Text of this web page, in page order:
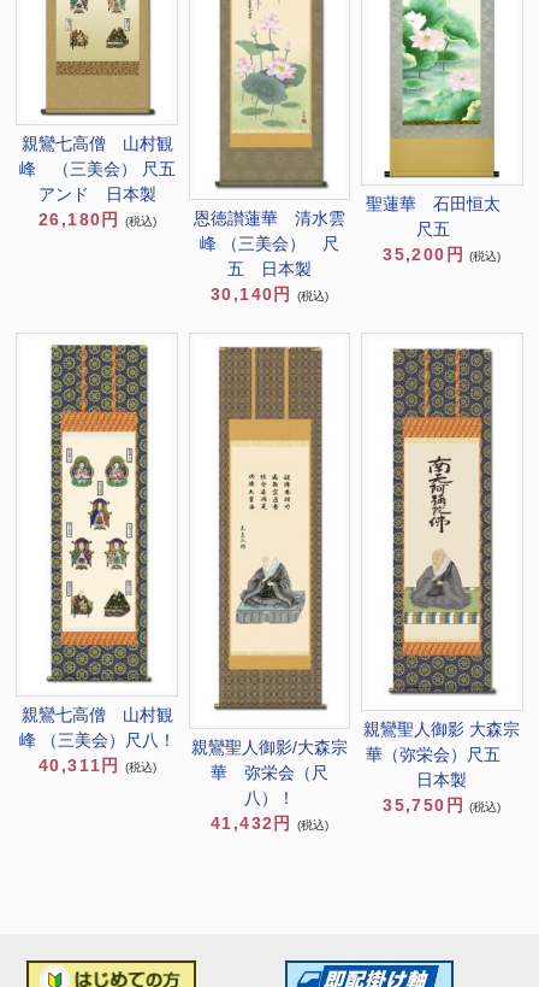
親鸞七高僧 山村観
峰 （三美会） 尺五
アンド 日本製
26,180円
(税込)
恩徳讃蓮華 清水雲
峰 （三美会） 尺
五 日本製
30,140円
(税込)
聖蓮華 石田恒太
尺五
35,200円 (税込)
親鸞七高僧 山村観
峰 （三美会）尺八！
40,311円
(税込)
親鸞聖人御影/大森宗
華 弥栄会（尺
八）！
41,432円
(税込)
親鸞聖人御影 大森宗
華（弥栄会）尺五
日本製
35,750円
(税込)